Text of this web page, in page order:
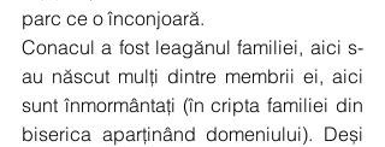
parc ce o înconjoară.
Conacul a fost leagănul familiei, aici s-
au născut mulți dintre membrii ei, aici
sunt înmormântați (în cripta familiei din
biserica aparținând domeniului). Deși